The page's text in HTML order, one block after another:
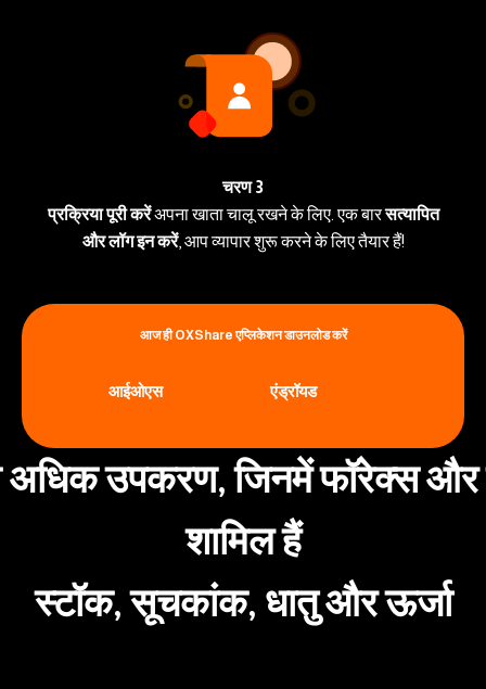
चरण 3
प्रक्रिया पूरी करेंअपना खाता चालू रखने के लिए. एक बारसत्यापित
और लॉग इन करें, आप व्यापार शुरू करने के लिए तैयार हैं!
आज ही OXShare एप्लिकेशन डाउनलोड करें
आईओएस एंड्रॉयड
उपकरण, जिनमें फॉरेक्स और
शामिल हैं
स्टॉक, सूचकांक, धातु और ऊर्जा